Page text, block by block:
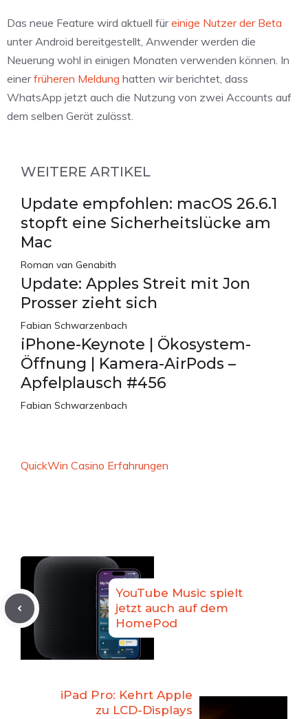
Das neue Feature wird aktuell füreinige Nutzer der Beta
unter Android bereitgestellt, Anwender werden die
Neuerung wohl in einigen Monaten verwenden können. In
einerfrüheren Meldung hatten wir berichtet, dass
WhatsApp jetzt auch die Nutzung von zwei Accounts auf
dem selben Gerät zulässt.
WEITERE ARTIKEL
Update empfohlen: macOS 26.6.1
stopft eine Sicherheitslücke am
Mac
Roman van Genabith
Update: Apples Streit mit Jon
Prosser zieht sich
Fabian Schwarzenbach
iPhone-Keynote | Ökosystem-
Öffnung | Kamera-AirPods –
Apfelplausch #456
Fabian Schwarzenbach
QuickWin Casino Erfahrungen
YouTube Music spielt
jetzt auch auf dem
HomePod
iPad Pro: Kehrt Apple
zu LCD-Displays